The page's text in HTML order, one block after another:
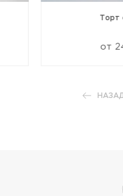
Торт
от
НАЗАД